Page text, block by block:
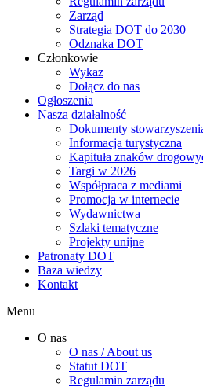
Zarząd
Strategia DOT do 2030
Odznaka DOT
Członkowie
Wykaz
Dołącz do nas
Ogłoszenia
Nasza działalność
Dokumenty
Informacja turystyczna
Kapituła znaków
Targi w 2026
Współpraca z mediami
Promocja w internecie
Wydawnictwa
Szlaki tematyczne
Projekty unijne
Patronaty DOT
Baza wiedzy
Kontakt
Menu
O nas
O nas / About us
Statut DOT
Regulamin zarządu